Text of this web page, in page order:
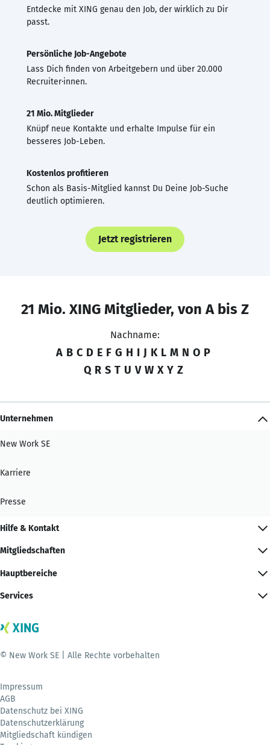
Entdecke mit XING genau den Job, der wirklich zu Dir
passt.
Persönliche Job-Angebote
Lass Dich finden von Arbeitgebern und über 20.000
Recruiter·innen.
21 Mio. Mitglieder
Knüpf neue Kontakte und erhalte Impulse für ein
besseres Job-Leben.
Kostenlos profitieren
Schon als Basis-Mitglied kannst Du Deine Job-Suche
deutlich optimieren.
Jetzt registrieren
21 Mio. XING Mitglieder, von A bis Z
Nachname:
A B C D E F G H I J K L M N O P
Q R S T U V W X Y Z
Unternehmen
New Work SE
Karriere
Presse
Hilfe & Kontakt
Mitgliedschaften
Hauptbereiche
Services
© New Work SE | Alle Rechte vorbehalten
Impressum
AGB
Datenschutz bei XING
Datenschutzerklärung
Mitgliedschaft kündigen